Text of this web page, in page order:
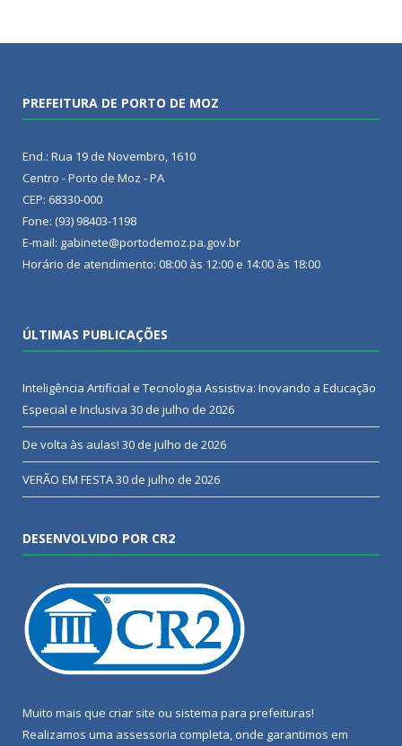
PREFEITURA DE PORTO DE MOZ
End.: Rua 19 de Novembro, 1610
Centro - Porto de Moz - PA
CEP: 68330-000
Fone: (93) 98403-1198
E-mail: gabinete@portodemoz.pa.gov.br
Horário de atendimento: 08:00 às 12:00 e 14:00 às 18:00
ÚLTIMAS PUBLICAÇÕES
Inteligência Artificial e Tecnologia Assistiva: Inovando a Educação
Especial e Inclusiva 30 de julho de 2026
De volta às aulas! 30 de julho de 2026
VERÃO EM FESTA30 de julho de 2026
DESENVOLVIDO POR CR2
Muito mais que criar site ou sistema para prefeituras!
Realizamos uma assessoria completa, onde garantimos em